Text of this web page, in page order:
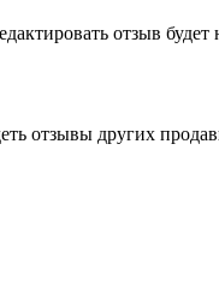
отзыв будет
отзывы других